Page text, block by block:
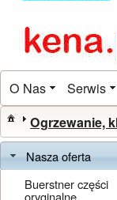
O Nas Serwis
Ogrzewanie,
Nasza oferta
Buerstner części
oryginalne